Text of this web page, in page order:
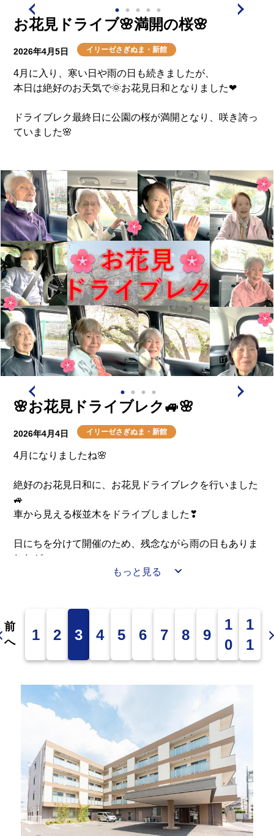
お花見ドライブ🌸満開の桜🌸
2026年4月5日 イリーゼさぎぬま・新館
4月に入り、寒い日や雨の日も続きましたが、
本日は絶好のお天気で🌞お花見日和となりました❤
ドライブレク最終日に公園の桜が満開となり、咲き誇っ
ていました🌸
🌸お花見ドライブレク🚙🌸
2026年4月4日 イリーゼさぎぬま・新館
4月になりましたね🌸
絶好のお花見日和に、お花見ドライブレクを行いました
🚙
車から見える桜並木をドライブしました❣
日にちを分けて開催のため、残念ながら雨の日もありま
したが、
皆様絶好の桜を見て楽しまれておりました🌸
もっと見る
前
へ
1 2 3 4 5 6 7 8 9
1
0
1
1